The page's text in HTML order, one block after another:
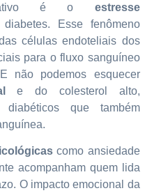
é o estresse
Esse fenômeno
células endoteliais dos
para o fluxo sanguíneo
não podemos esquecer
e do colesterol alto,
que também
como ansiedade
acompanham quem lida
O impacto emocional da